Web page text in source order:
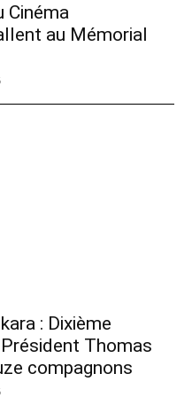
Cinéma
au Mémorial
: Dixième
Thomas
compagnons